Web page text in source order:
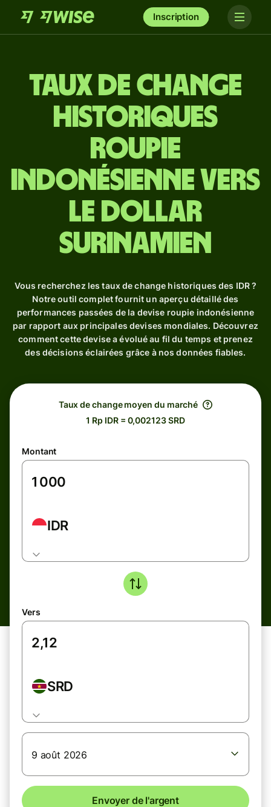
Inscription
Taux de change
historiques
roupie
indonésienne vers
le dollar
surinamien
Vous recherchez les taux de change historiques des IDR ?
Notre outil complet fournit un aperçu détaillé des
performances passées de la devise roupie indonésienne
par rapport aux principales devises mondiales. Découvrez
comment cette devise a évolué au fil du temps et prenez
des décisions éclairées grâce à nos données fiables.
Taux de change moyen du marché
1 Rp IDR = 0,002123 SRD
Montant
IDR
Vers
SRD
9 août 2026
Envoyer de l'argent